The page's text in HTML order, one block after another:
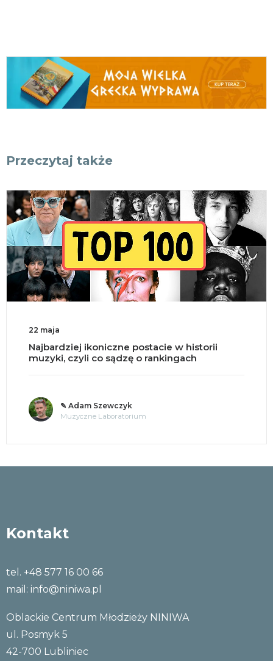
Przeczytaj także
18 maja
Split brain, czyli co się dzieje po przecięciu
mózgu na pół?
✎ o. Andrzej Jastrzębski OMI
Tajemnice umysłu
Kontakt
tel. +48 577 16 00 66
mail: info@niniwa.pl
Oblackie Centrum Młodzieży NINIWA
ul. Posmyk 5
42-700 Lubliniec